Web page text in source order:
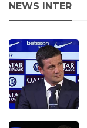
NEWS INTER